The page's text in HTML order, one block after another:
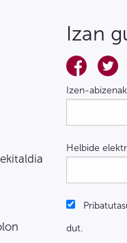
Izan
Izen-abizenak
Helbide
dut.